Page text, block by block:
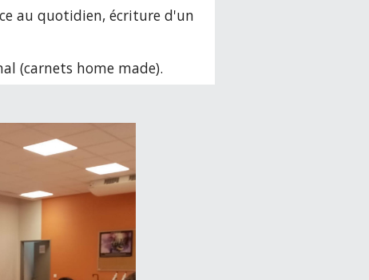
au quotidien, écriture d'un
(carnets home made).